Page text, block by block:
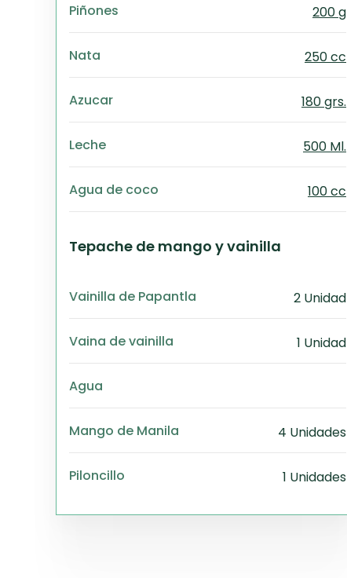
Piñones 200 g
Nata 250 cc
Azucar 180 grs.
Leche 500 Ml.
Agua de coco 100 cc
Tepache de mango y vainilla
Vainilla de Papantla 2 Unidad
Vaina de vainilla 1 Unidad
Agua
Mango de Manila 4 Unidades
Piloncillo 1 Unidades